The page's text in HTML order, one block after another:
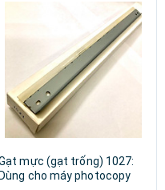
mực (gạt trống) 1027:
cho máy photocopy